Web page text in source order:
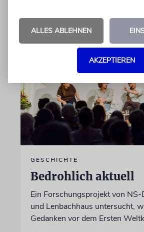
GESCHICHTE
Bedrohlich aktuell
Ein Forschungsprojekt von
und Lenbachhaus untersucht,
Gedanken vor dem Ersten
ALLES ABLEHNEN
AKZEPTIEREN